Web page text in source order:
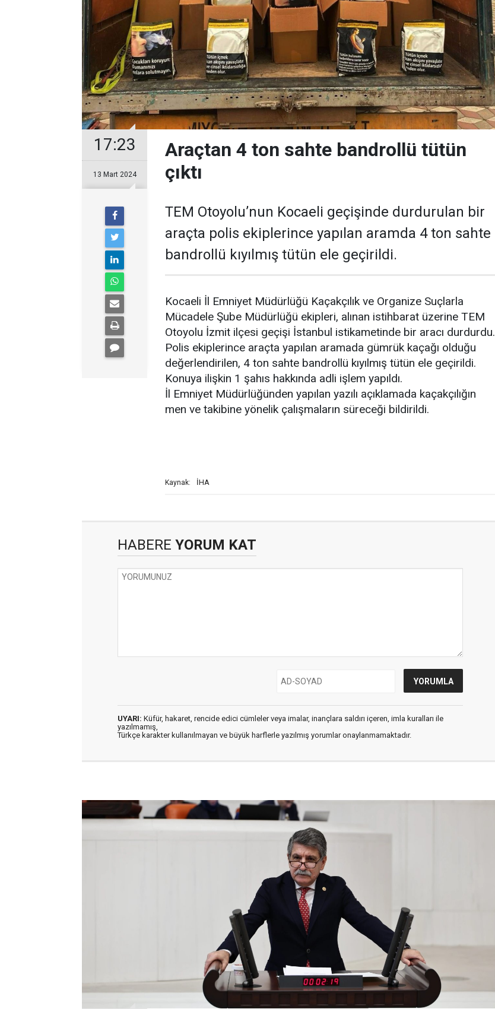
17:23
13 Mart 2024
Araçtan 4 ton sahte bandrollü tütün
çıktı
TEM Otoyolu’nun Kocaeli geçişinde durdurulan bir
araçta polis ekiplerince yapılan aramda 4 ton sahte
bandrollü kıyılmış tütün ele geçirildi.
Kocaeli İl Emniyet Müdürlüğü Kaçakçılık ve Organize Suçlarla
Mücadele Şube Müdürlüğü ekipleri, alınan istihbarat üzerine TEM
Otoyolu İzmit ilçesi geçişi İstanbul istikametinde bir aracı durdurdu.
Polis ekiplerince araçta yapılan aramada gümrük kaçağı olduğu
değerlendirilen, 4 ton sahte bandrollü kıyılmış tütün ele geçirildi.
Konuya ilişkin 1 şahıs hakkında adli işlem yapıldı.
İl Emniyet Müdürlüğünden yapılan yazılı açıklamada kaçakçılığın
men ve takibine yönelik çalışmaların süreceği bildirildi.
Kaynak: İHA
HABERE YORUM KAT
UYARI: Küfür, hakaret, rencide edici cümleler veya imalar, inançlara saldırı içeren, imla kuralları ile
yazılmamış,
Türkçe karakter kullanılmayan ve büyük harflerle yazılmış yorumlar onaylanmamaktadır.